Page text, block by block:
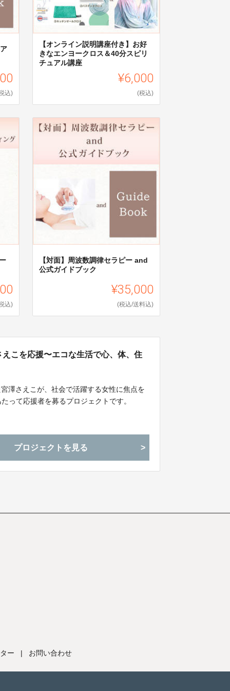
込)
【オンライン説明講座付き】お好
きなエンヨークロス＆40分スピリ
チュアル講座
¥6,000
(税込)
込)
【対面】周波数調律セラピー and
公式ガイドブック
¥35,000
(税込/送料込)
こを応援〜エコな生活で心、体、住
澤さえこが、社会で活躍する女性に焦点を
って応援者を募るプロジェクトです。
プロジェクトを見る
ー | お問い合わせ